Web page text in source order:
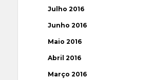
Julho 2016
Junho 2016
Maio 2016
Abril 2016
Março 2016